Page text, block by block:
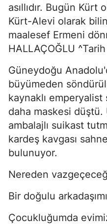
asıllıdır. Bugün
Kürt-Alevi olarak
maalesef Ermeni
HALLAÇOĞLU
Güneydoğu
büyümeden
kaynaklı emperyalist
daha maskesi
ambalajlı suikast
kardeş kavgası
bulunuyor.
Nereden
Bir doğulu
Çocukluğumda